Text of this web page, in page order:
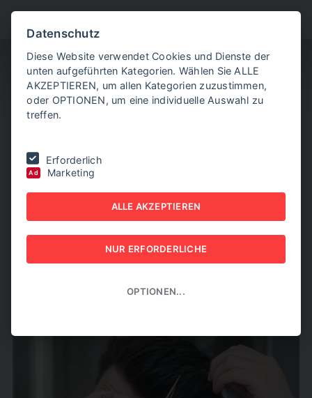
Umsatzsteuer-Halbierung
FRISEURE FORDERN
UMSATZSTEUER-
HALBIERUNG
Datenschutz
Diese Website verwendet Cookies und Dienste der
unten aufgeführten Kategorien. Wählen Sie ALLE
AKZEPTIEREN, um allen Kategorien zuzustimmen,
oder OPTIONEN, um eine individuelle Auswahl zu
treffen.
Erforderlich
Ad Marketing
ALLE AKZEPTIEREN
NUR ERFORDERLICHE
OPTIONEN...